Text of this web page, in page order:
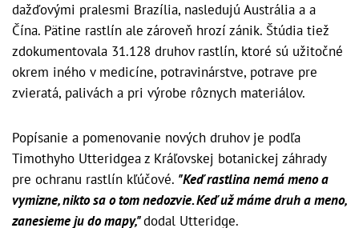
dažďovými pralesmi Brazília, nasledujú Austrália a a
Čína. Pätine rastlín ale zároveň hrozí zánik. Štúdia tiež
zdokumentovala 31.128 druhov rastlín, ktoré sú užitočné
okrem iného v medicíne, potravinárstve, potrave pre
zvieratá, palivách a pri výrobe rôznych materiálov.
Popísanie a pomenovanie nových druhov je podľa
Timothyho Utteridgea z Kráľovskej botanickej záhrady
pre ochranu rastlín kľúčové. "Keď rastlina nemá meno a
vymizne, nikto sa o tom nedozvie. Keď už máme druh a meno,
zanesieme ju do mapy,"dodal Utteridge.